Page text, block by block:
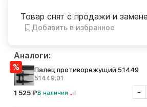
Аналоги:
Палец противорежущий 51449
51449.01
1 525 ₽В наличии -
Товар снят с продажи и
Добавить в избранное